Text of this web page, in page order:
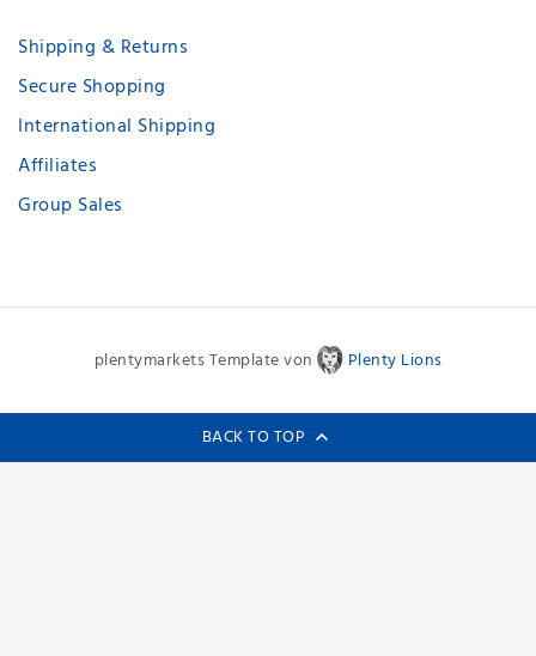
Shipping & Returns
Secure Shopping
International Shipping
Affiliates
Group Sales
plentymarkets Template von Plenty Lions
BACK TO TOP